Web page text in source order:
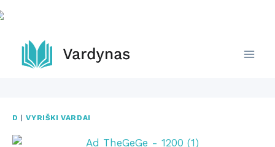
Skip
to
content
D |VYRIŠKI VARDAI